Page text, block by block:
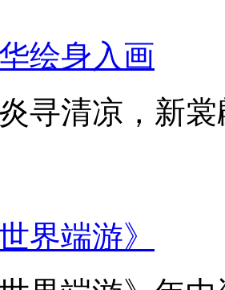
绘身入画
寻清凉，新
界端游》